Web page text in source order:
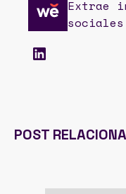
Extrae
POST